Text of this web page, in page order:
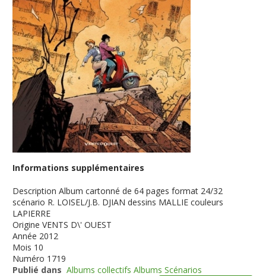
Informations supplémentaires
Description Album cartonné de 64 pages format 24/32
scénario R. LOISEL/J.B. DJIAN dessins MALLIE couleurs
LAPIERRE
Origine VENTS D\' OUEST
Année 2012
Mois 10
Numéro 1719
Publié dans Albums collectifs Albums Scénarios